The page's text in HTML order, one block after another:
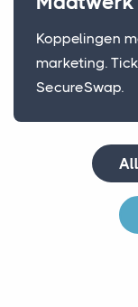
Koppelingen
marketing.
SecureSwap.